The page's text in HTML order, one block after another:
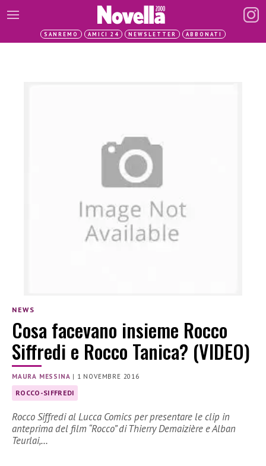
SANREMO AMICI 24 NEWSLETTER ABBONATI
NEWS
Cosa facevano insieme Rocco
Siffredi e Rocco Tanica? (VIDEO)
MAURA MESSINA | 1 NOVEMBRE 2016
ROCCO-SIFFREDI
Rocco Siffredi al Lucca Comics per presentare le clip in
anteprima del film “Rocco” di Thierry Demaizière e Alban
Teurlai,…